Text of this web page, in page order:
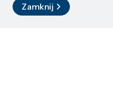
Kontakt
Zamknij